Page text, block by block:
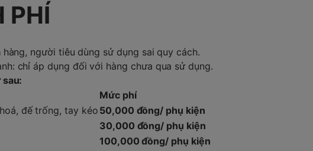
PHÍ
người tiêu dùng sử dụng sai quy cách.
chỉ áp dụng đối với hàng chưa qua sử dụng.
Mức phí
đế trống, tay kéo 50,000 đồng/ phụ kiện
30,000 đồng/ phụ kiện
100,000 đồng/ phụ kiện